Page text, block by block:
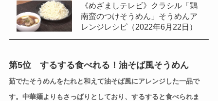
《めざましテレビ》クラシル「鶏
南蛮のつけそうめん」そうめんア
レンジレシピ（2022年6月22日）
第5位 するする食べれる！油そば風そうめん
茹でたそうめんをたれと和えて油そば風にアレンジした一品で
す。中華麺よりもさっぱりとしており、するすると食べられま